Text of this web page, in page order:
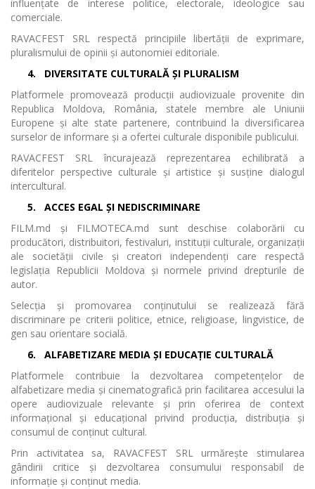
influențate de interese politice, electorale, ideologice sau
comerciale.
RAVACFEST SRL respectă principiile libertății de exprimare,
pluralismului de opinii și autonomiei editoriale.
4.
DIVERSITATE CULTURALĂ ȘI PLURALISM
Platformele promovează producții audiovizuale provenite din
Republica Moldova, România, statele membre ale Uniunii
Europene și alte state partenere, contribuind la diversificarea
surselor de informare și a ofertei culturale disponibile publicului.
RAVACFEST SRL încurajează reprezentarea echilibrată a
diferitelor perspective culturale și artistice și susține dialogul
intercultural.
5.
ACCES EGAL ȘI NEDISCRIMINARE
FILM.md și FILMOTECA.md sunt deschise colaborării cu
producători, distribuitori, festivaluri, instituții culturale, organizații
ale societății civile și creatori independenți care respectă
legislația Republicii Moldova și normele privind drepturile de
autor.
Selecția și promovarea conținutului se realizează fără
discriminare pe criterii politice, etnice, religioase, lingvistice, de
gen sau orientare socială.
6.
ALFABETIZARE MEDIA ȘI EDUCAȚIE CULTURALĂ
Platformele contribuie la dezvoltarea competențelor de
alfabetizare media și cinematografică prin facilitarea accesului la
opere audiovizuale relevante și prin oferirea de context
informațional și educațional privind producția, distribuția și
consumul de conținut cultural.
Prin activitatea sa, RAVACFEST SRL urmărește stimularea
gândirii critice și dezvoltarea consumului responsabil de
informație și conținut media.